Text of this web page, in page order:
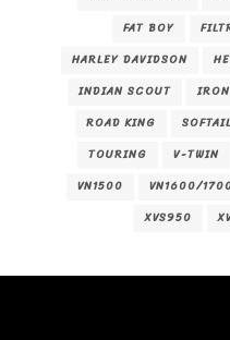
FAT BOY
HARLEY DAVIDSON
INDIAN SCOUT
IRON
ROAD KING
SOFTAIL
TOURING
V-TWIN
VN1500
VN1600/
XVS950